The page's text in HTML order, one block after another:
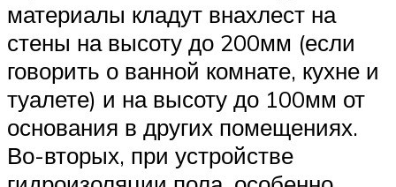
материалы кладут внахлест на
стены на высоту до 200мм (если
говорить о ванной комнате, кухне и
туалете) и на высоту до 100мм от
основания в других помещениях.
Во-вторых, при устройстве